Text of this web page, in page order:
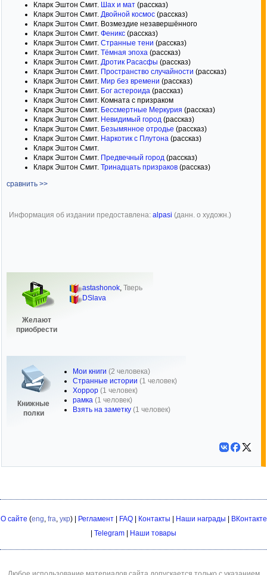
Кларк Эштон Смит. Шах и мат (рассказ)
Кларк Эштон Смит. Двойной космос (рассказ)
Кларк Эштон Смит. Возмездие незавершённого
Кларк Эштон Смит. Феникс (рассказ)
Кларк Эштон Смит. Странные тени (рассказ)
Кларк Эштон Смит. Тёмная эпоха (рассказ)
Кларк Эштон Смит. Дротик Расасфы (рассказ)
Кларк Эштон Смит. Пространство случайности (рассказ)
Кларк Эштон Смит. Мир без времени (рассказ)
Кларк Эштон Смит. Бог астероида (рассказ)
Кларк Эштон Смит. Комната с призраком
Кларк Эштон Смит. Бессмертные Меркурия (рассказ)
Кларк Эштон Смит. Невидимый город (рассказ)
Кларк Эштон Смит. Безымянное отродье (рассказ)
Кларк Эштон Смит. Наркотик с Плутона (рассказ)
Кларк Эштон Смит.
Кларк Эштон Смит. Предвечный город (рассказ)
Кларк Эштон Смит. Тринадцать призраков (рассказ)
сравнить >>
Информация об издании предоставлена: alpasi (данн. о художн.)
Желают
приобрести
astashonok, Тверь
DSlava
Книжные
полки
Мои книги (2 человека)
Странные истории (1 человек)
Хоррор (1 человек)
рамка (1 человек)
Взять на заметку (1 человек)
О сайте (eng, fra, укр) | Регламент| FAQ| Контакты Наши награды
ВКонтакте
Telegram Наши товары